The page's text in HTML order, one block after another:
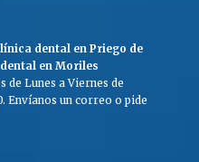
dental en Priego de
en Moriles
de Lunes a Viernes de
Envíanos un correo o pide